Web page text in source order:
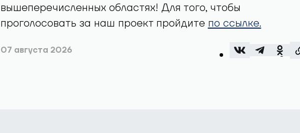
вышеперечисленных областях! Для того, чтобы
проголосовать за наш проект пройдите по ссылке.
07 августа 2026